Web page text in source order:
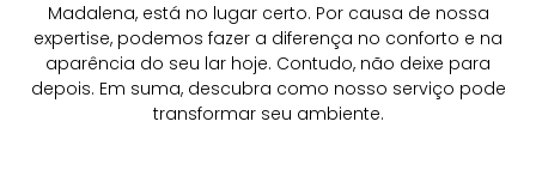
Madalena, está no lugar certo. Por causa de nossa
expertise, podemos fazer a diferença no conforto e na
aparência do seu lar hoje. Contudo, não deixe para
depois. Em suma, descubra como nosso serviço pode
transformar seu ambiente.